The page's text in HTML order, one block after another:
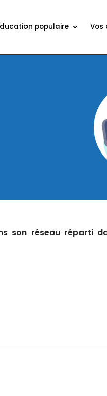
populaire Vos
son réseau